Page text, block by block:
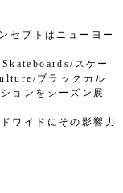
セプトはニューヨー
スケー
ブラックカル
ョンをシーズン展
ワイドにその影響力